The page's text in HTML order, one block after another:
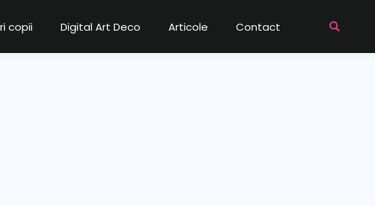
copii Digital Art Deco Articole Contact